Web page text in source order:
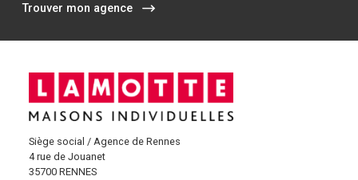
Trouver mon agence
Siège social / Agence de Rennes
4 rue de Jouanet
35700 RENNES